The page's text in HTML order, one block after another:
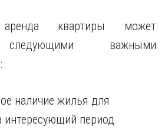
аренда квартиры может
следующими важными
наличие жилья для
интересующий период